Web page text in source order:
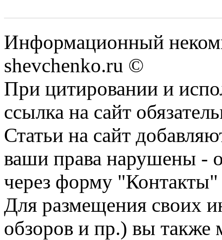
Информационный
shevchenko.ru ©
При цитировании и
ссылка на сайт
Статьи на сайт
ваши права нарушены -
через форму "Контакты"
Для размещения своих
обзоров и пр.) вы также